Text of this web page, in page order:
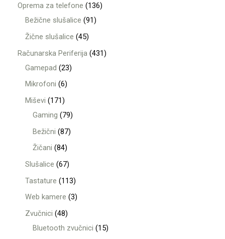
Oprema za telefone
136
Bežične slušalice 91
Žične slušalice 45
Računarska Periferija 431
Gamepad 23
Mikrofoni 6
Miševi
171
Gaming
79
Bežični 87
Žičani 84
Slušalice 67
Tastature
113
Web kamere 3
Zvučnici 48
Bluetooth zvučnici
15